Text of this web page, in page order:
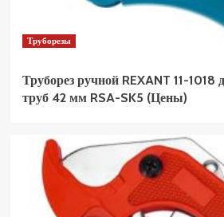
Труборезы
Труборез ручной REXANT 11-1018
труб 42 мм RSA-SK5 (Цены)